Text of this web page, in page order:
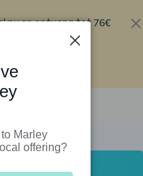
nu en ontvang tot 76€
Marley
offering?